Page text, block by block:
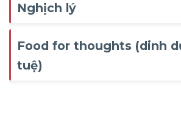
Nghịch lý
Food for thoughts (dinh
tuệ)